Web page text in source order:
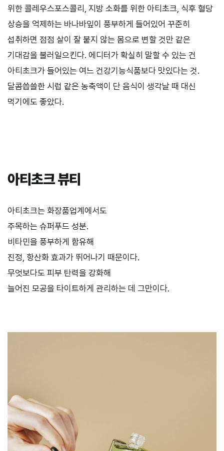
위한 콜레우스포스콜리, 지방 소화를 위한 아티초크, 식후 혈당
상승을 억제하는 바나바잎이 풍부하게 들어있어 꾸준히
섭취하면 점점 살이 잘 붙지 않는 몸으로 변할 것만 같은
기대감을 불러일으킨다. 에디터가 확실히 말할 수 있는 건
아티초크가 들어있는 여느 건강기능식품보다 맛있다는 것.
달콤씁쓸한 시럽 같은 농축액이 단 음식이 생각날 때 대신
먹기에도 좋았다.
아티초크 뷰티
아티초크는 화장품업계에서도
주목하는 슈퍼푸드 성분.
비타민을 풍부하게 함유해
진정, 항산화 효과가 뛰어나기 때문이다.
무엇보다도 피부 탄력을 강화해
늘어진 모공을 타이트하게 관리하는 데 그만이다.